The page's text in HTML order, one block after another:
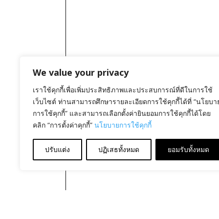
We value your privacy
เราใช้คุกกี้เพื่อเพิ่มประสิทธิภาพและประสบการณ์ที่ดีในการใช้
เว็บไซต์ ท่านสามารถศึกษารายละเอียดการใช้คุกกี้ได้ที่ “นโยบา
การใช้คุกกี้” และสามารถเลือกตั้งค่ายินยอมการใช้คุกกี้ได้โดย
คลิก “การตั้งค่าคุกกี้” นโยบายการใช้คุกกี้
ปรับแต่ง ปฏิเสธทั้งหมด ยอมรับทั้งหมด